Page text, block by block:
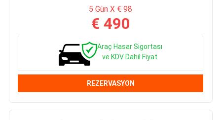
5 Gün X € 98
€ 490
Araç Hasar Sigortası
ve KDV Dahil Fiyat
REZERVASYON